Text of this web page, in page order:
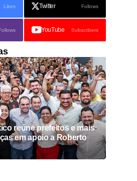
Likes Twitter Follows
YouTube Subscribers
reúne prefeitos e mais
em apoio a Roberto